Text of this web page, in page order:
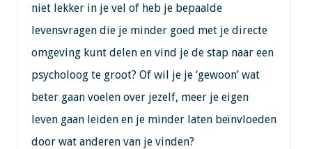
niet lekker in je vel of heb je bepaalde
levensvragen die je minder goed met je directe
omgeving kunt delen en vind je de stap naar een
psycholoog te groot? Of wil je je ‘gewoon’ wat
beter gaan voelen over jezelf, meer je eigen
leven gaan leiden en je minder laten beïnvloeden
door wat anderen van je vinden?